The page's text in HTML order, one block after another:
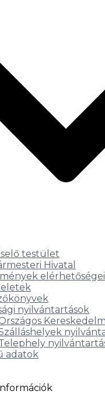
testület
Hivatal
elérhetőségei
nyilvántartások
adatok